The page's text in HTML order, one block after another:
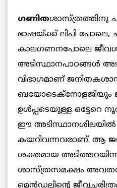
ഗണിതശാസ്ത്രത്തിനു
ഭാഷയ്ക്ക് ലിപി പോലെ,
കാലഗണനപോലെ
അടിസ്ഥാനപാഠങ്ങള്‍
വിഭാഗമാണ്
ബയോടെക്‌നോളജിയും
ഉള്‍പ്പടെയുള്ള
ഈ അടിസ്ഥാനശിലയില്‍
കയറിവന്നവരാണ്. ആ
ശക്തമായ
ശാസ്ത്രസമക്ഷം
മെന്‍ഡലിന്റെ